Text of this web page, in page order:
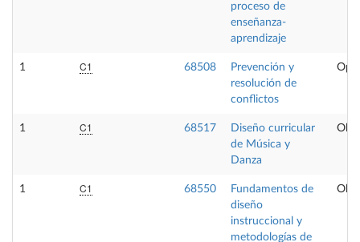
proceso de
enseñanza-
aprendizaje
1 C1 68508
Prevención y
resolución de
conflictos
1 C1 68517
Diseño curricular
de Música y
Danza
1 C1 68550
Fundamentos de
diseño
instruccional y
metodologías de